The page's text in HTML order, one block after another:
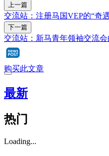
上一篇
交流站：注册马国VEP的“奇
下一篇
交流站：新马青年领袖交流
购买此文章
最新
热门
Loading...